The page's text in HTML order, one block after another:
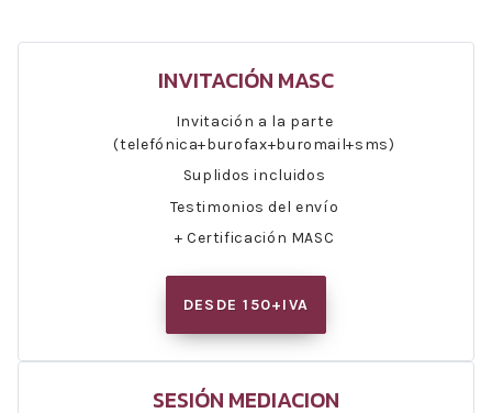
INVITACIÓN MASC
Invitación a la parte
(telefónica+burofax+buromail+sms)
Suplidos incluidos
Testimonios del envío
+ Certificación MASC
DESDE 150+IVA
SESIÓN MEDIACION